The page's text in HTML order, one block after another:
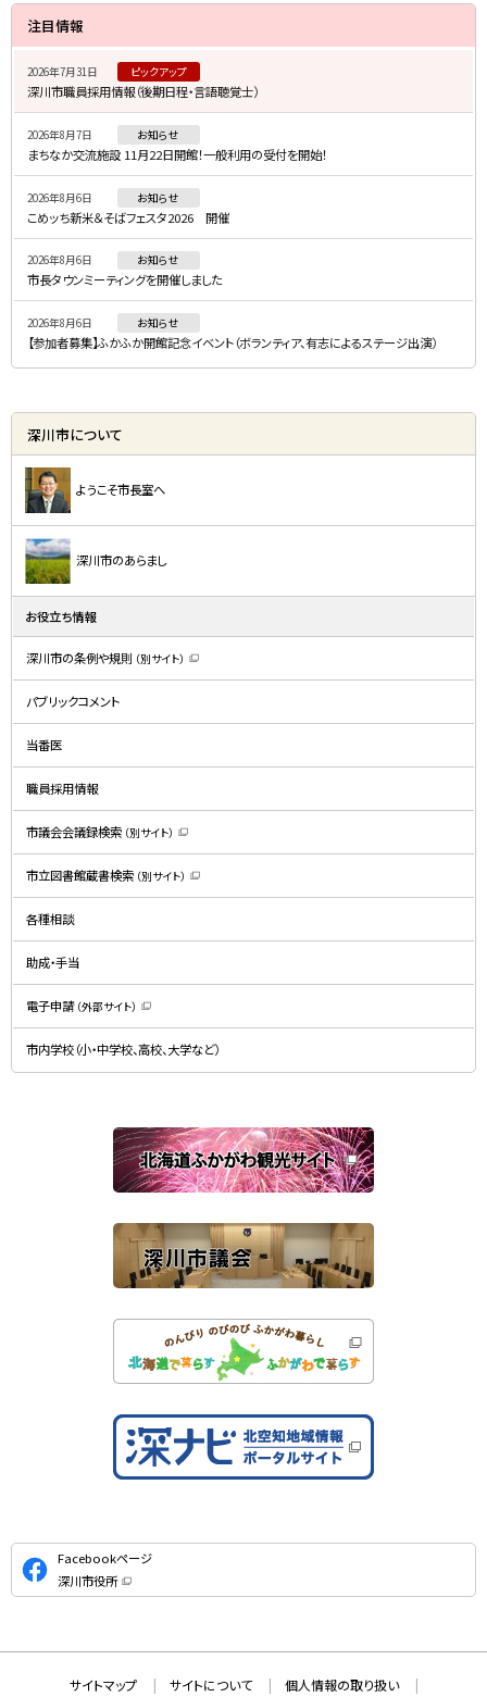
サ
イ
・
メ
ニ
ュ
ー
注目情報
2026年7月31日 ピックアップ
深川市職員採用情報（後期日程・言語聴覚士）
2026年8月7日 お知らせ
まちなか交流施設 11月22日開館！一般利用の受付を開始！
2026年8月6日 お知らせ
こめッち新米＆そばフェスタ2026 開催
2026年8月6日 お知らせ
市長タウンミーティングを開催しました
2026年8月6日 お知らせ
【参加者募集】ふかふか開館記念イベント（ボランティア、有志によるステージ出演）
深川市について
ようこそ市長室へ
深川市のあらまし
お役立ち情報
深川市の条例や規則 （別サイト）
新
ン
で
す
）
パブリックコメント
当番医
職員採用情報
市議会会議録検索 （別サイト）
新
規
ウ
ン
で
す
市立図書館蔵書検索 （別サイト）
新
ン
で
す
）
各種相談
助成・手当
電子申請 （外部サイト）
新
規
ウ
ン
開
き
ま
す
）
市内学校（小・中学校、高校、大学など）
公
式
S
Facebookページ
深川市役所
（
ン
で
サイトマップ サイトについて 個人情報の取り扱い